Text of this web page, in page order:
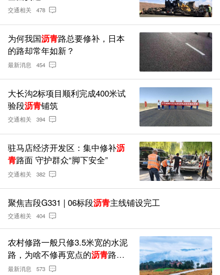
交通相关 478
为何我国沥青路总要修补，日本
的路却常年如新？
最新消息 454
大长沟2标项目顺利完成400米试
验段沥青铺筑
交通相关 394
驻马店经济开发区：集中修补沥
青路面 守护群众“脚下安全”
交通相关 382
聚焦吉段G331 | 06标段沥青主线铺设完工
交通相关 404
农村修路一般只修3.5米宽的水泥
路，为啥不修再宽点的沥青路
呢？
最新消息 573